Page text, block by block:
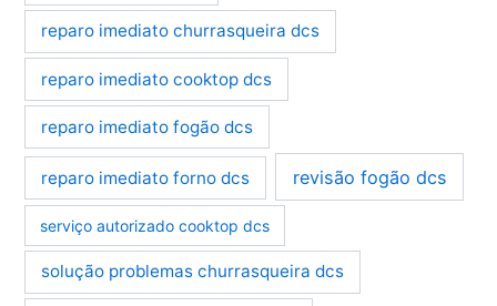
reparo imediato churrasqueira dcs
reparo imediato cooktop dcs
reparo imediato fogão dcs
reparo imediato forno dcs revisão fogão dcs
serviço autorizado cooktop dcs
solução problemas churrasqueira dcs